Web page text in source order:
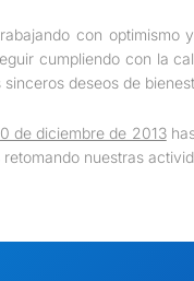
con
cumpliendo con la
sinceros deseos de
de diciembre de 2013
nuestras